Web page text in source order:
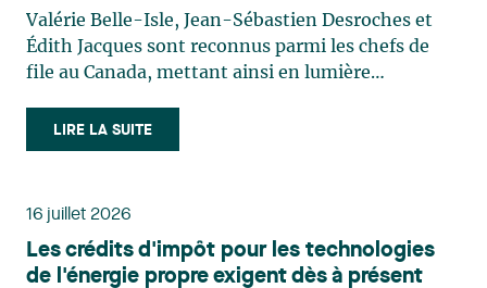
Valérie Belle-Isle, Jean-Sébastien Desroches et
Édith Jacques sont reconnus parmi les chefs de
file au Canada, mettant ainsi en lumière
le domaine du droit des technologies. Valérie
Belle-Isle est associée au sein du groupe de droit
principalement sur le droit de l’environnement,
du territoire. Elle conseille et représente une
clientèle publique et privée dans le cadre d’enjeux
LIRE LA SUITE
16 juillet 2026
Les crédits d'impôt pour les technologies
de l'énergie propre exigent dès à présent